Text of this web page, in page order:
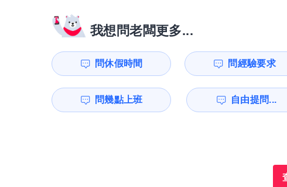
我想問老闆更多...
問休假時間 問經驗要求
問幾點上班 自由提問...